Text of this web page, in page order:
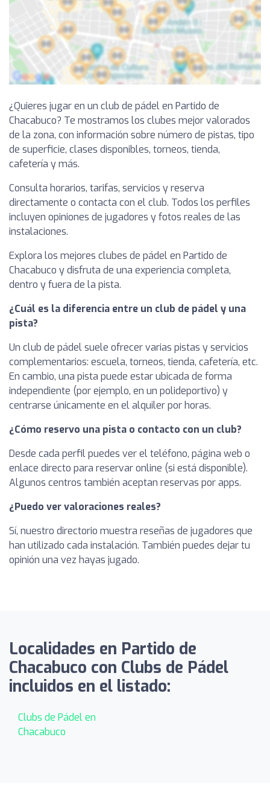
¿Quieres jugar en un club de pádel en Partido de
Chacabuco? Te mostramos los clubes mejor valorados
de la zona, con información sobre número de pistas, tipo
de superficie, clases disponibles, torneos, tienda,
cafetería y más.
Consulta horarios, tarifas, servicios y reserva
directamente o contacta con el club. Todos los perfiles
incluyen opiniones de jugadores y fotos reales de las
instalaciones.
Explora los mejores clubes de pádel en Partido de
Chacabuco y disfruta de una experiencia completa,
dentro y fuera de la pista.
¿Cuál es la diferencia entre un club de pádel y una
pista?
Un club de pádel suele ofrecer varias pistas y servicios
complementarios: escuela, torneos, tienda, cafetería, etc.
En cambio, una pista puede estar ubicada de forma
independiente (por ejemplo, en un polideportivo) y
centrarse únicamente en el alquiler por horas.
¿Cómo reservo una pista o contacto con un club?
Desde cada perfil puedes ver el teléfono, página web o
enlace directo para reservar online (si está disponible).
Algunos centros también aceptan reservas por apps.
¿Puedo ver valoraciones reales?
Sí, nuestro directorio muestra reseñas de jugadores que
han utilizado cada instalación. También puedes dejar tu
opinión una vez hayas jugado.
Localidades en Partido de
Chacabuco con Clubs de Pádel
incluidos en el listado:
Clubs de Pádel en
Chacabuco